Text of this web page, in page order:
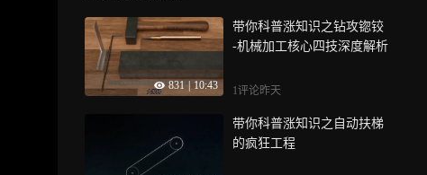
831 | 10:43
带你科普涨知识之钻攻锪铰
-机械加工核心四技深度解析
1评论昨天
带你科普涨知识之自动扶梯
的疯狂工程